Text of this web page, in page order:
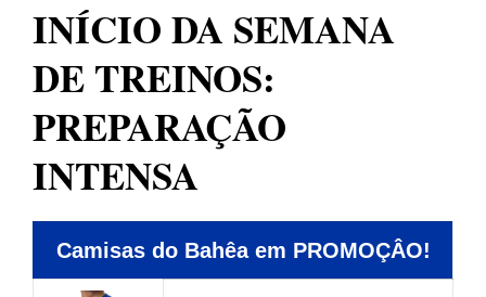
INÍCIO DA SEMANA
DE TREINOS:
PREPARAÇÃO
INTENSA
Camisas do Bahêa em PROMOÇÂO!